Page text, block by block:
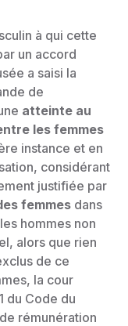
à qui cette
un accord
a saisi la
de
atteinte au
les femmes
instance et en
considérant
justifiée par
femmes dans
hommes non
alors que rien
de ce
la cour
du Code du
rémunération